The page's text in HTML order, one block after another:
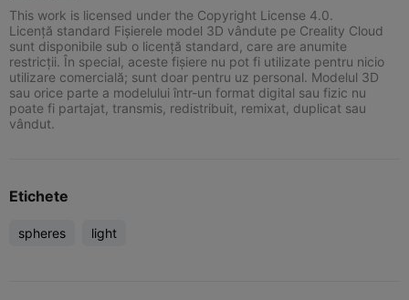
This work is licensed under the Copyright License 4.0.
Licență standard Fișierele model 3D vândute pe Creality Cloud
sunt disponibile sub o licență standard, care are anumite
restricții. În special, aceste fișiere nu pot fi utilizate pentru nicio
utilizare comercială; sunt doar pentru uz personal. Modelul 3D
sau orice parte a modelului într-un format digital sau fizic nu
poate fi partajat, transmis, redistribuit, remixat, duplicat sau
vândut.
Etichete
spheres light